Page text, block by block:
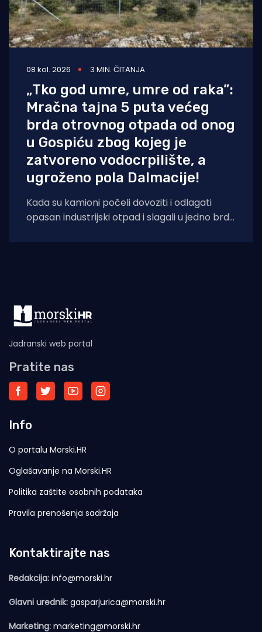
08 kol. 2026 3 MIN. ČITANJA
„Tko god umre, umre od raka”:
Mračna tajna 5 puta većeg
brda otrovnog otpada od onog
u Gospiću zbog kojeg je
zatvoreno vodocrpilište, a
ugroženo pola Dalmacije!
Kada su kamioni počeli dovoziti i odlagati
opasan industrijski otpad i slagali u jedno brdo
Jadranski web portal
Pratite nas
Info
O portalu Morski.HR
Oglašavanje na Morski.HR
Politika zaštite osobnih podataka
Pravila prenošenja sadržaja
Kontaktirajte nas
Redakcija: info@morski.hr
Glavni urednik: gasparjurica@morski.hr
Marketing: marketing@morski.hr